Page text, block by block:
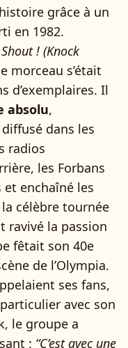
grâce à un
en 1982.
! (Knock
morceau s’était
d’exemplaires. Il
absolu,
dans les
radios
les Forbans
et enchaîné les
célèbre tournée
ravivé la passion
fêtait son 40e
de l’Olympia.
ses fans,
avec son
le groupe a
: “C’est avec une